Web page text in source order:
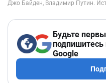
Будьте
подпишитесь
Google